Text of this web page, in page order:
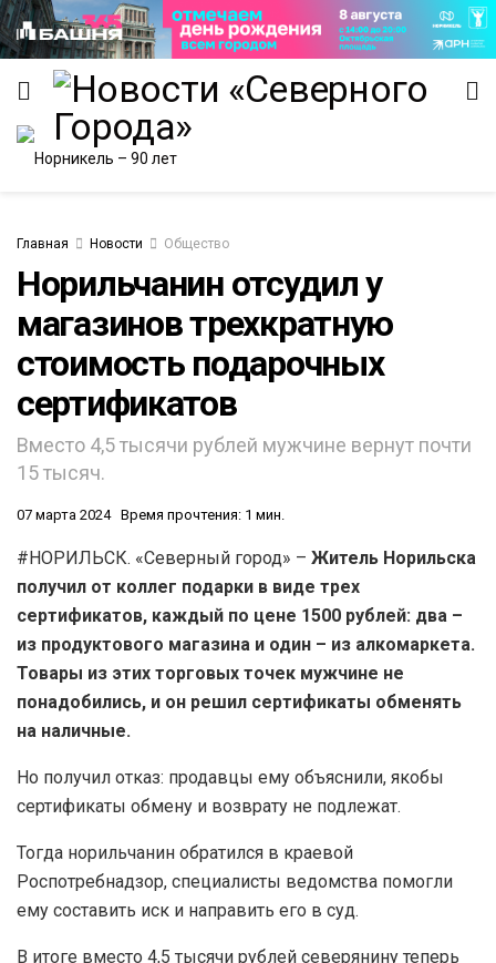
Главная Новости Общество
Норильчанин отсудил у
магазинов трехкратную
стоимость подарочных
сертификатов
Вместо 4,5 тысячи рублей мужчине вернут почти
15 тысяч.
07 марта 2024 Время прочтения: 1 мин.
#НОРИЛЬСК. «Северный город» – Житель Норильска
получил от коллег подарки в виде трех
сертификатов, каждый по цене 1500 рублей: два –
из продуктового магазина и один – из алкомаркета.
Товары из этих торговых точек мужчине не
понадобились, и он решил сертификаты обменять
на наличные.
Но получил отказ: продавцы ему объяснили, якобы
сертификаты обмену и возврату не подлежат.
Тогда норильчанин обратился в краевой
Роспотребнадзор, специалисты ведомства помогли
ему составить иск и направить его в суд.
В итоге вместо 4,5 тысячи рублей северянину теперь